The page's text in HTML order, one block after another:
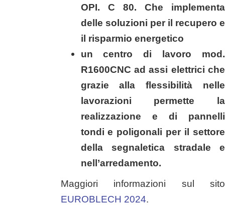
OPI. C 80. Che implementa
delle soluzioni per il recupero e
il risparmio energetico
un centro di lavoro mod.
R1600CNC ad assi elettrici che
grazie alla flessibilità nelle
lavorazioni permette la
realizzazione e di pannelli
tondi e poligonali per il settore
della segnaletica stradale e
nell’arredamento.
Maggiori informazioni sul sito
EUROBLECH 2024.